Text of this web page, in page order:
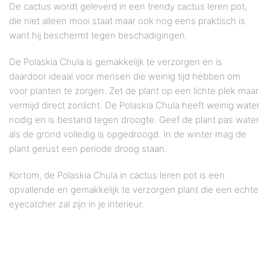
De cactus wordt geleverd in een trendy cactus leren pot,
die niet alleen mooi staat maar ook nog eens praktisch is
want hij beschermt tegen beschadigingen.
De Polaskia Chula is gemakkelijk te verzorgen en is
daardoor ideaal voor mensen die weinig tijd hebben om
voor planten te zorgen. Zet de plant op een lichte plek maar
vermijd direct zonlicht. De Polaskia Chula heeft weinig water
nodig en is bestand tegen droogte. Geef de plant pas water
als de grond volledig is opgedroogd. In de winter mag de
plant gerust een periode droog staan.
Kortom, de Polaskia Chula in cactus leren pot is een
opvallende en gemakkelijk te verzorgen plant die een echte
eyecatcher zal zijn in je interieur.